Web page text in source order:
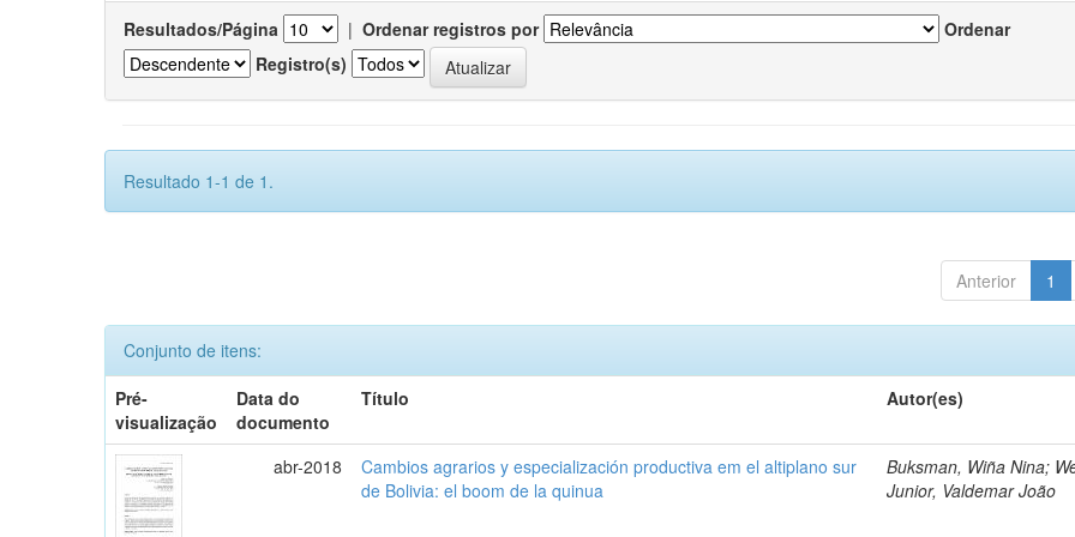
Resultados/Página | Ordenar registros por
Ordenar
Registro(s)
Resultado 1-1 de 1.
Anterior 1
Conjunto de itens:
Pré-
visualização
Data do
documento
Título Autor(es)
abr-2018
Cambios agrarios y especialización productiva em el altiplano sur
de Bolivia: el boom de la quinua
Buksman, Wiña Nina;
Junior, Valdemar João